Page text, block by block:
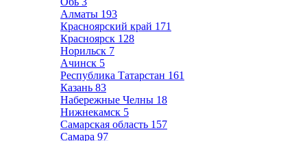
Алматы 193
Красноярский край 171
Красноярск 128
Норильск 7
Ачинск 5
Республика Татарстан 161
Казань 83
Набережные Челны 18
Нижнекамск 5
Самарская область 157
Самара 97